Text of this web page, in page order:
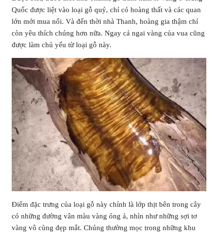
Quốc được liệt vào loại gỗ quý, chỉ có hoàng thất và các quan
lớn mới mua nổi. Và đến thời nhà Thanh, hoàng gia thậm chí
còn yêu thích chúng hơn nữa. Ngay cả ngai vàng của vua cũng
được làm chủ yếu từ loại gỗ này.
Điểm đặc trưng của loại gỗ này chính là lớp thịt bên trong cây
có những đường vân màu vàng óng ả, nhìn như những sợi tơ
vàng vô cùng đẹp mắt. Chúng thường mọc trong những khu